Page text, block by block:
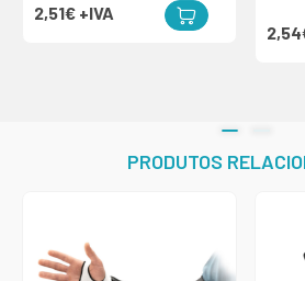
2,51€ +IVA
PRODUTOS